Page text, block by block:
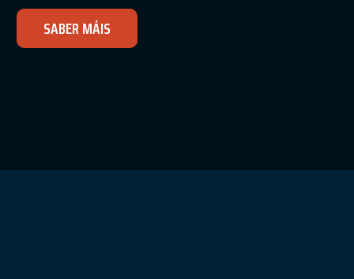
SABER MÁIS